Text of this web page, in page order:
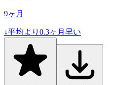
9ヶ月
↓平均より 0.3ヶ月早い